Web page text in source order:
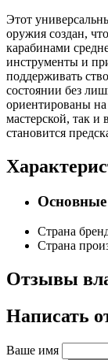
Этот
оружия создан,
карабинами
инструменты и
поддерживать
состоянии без
ориентированы на
мастерской, так и
становится
Основные
Страна
Страна
Отзывы
Написать
Ваше имя